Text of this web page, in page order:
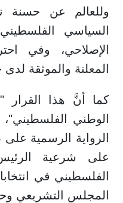
وللعالم عن حسنة
السياسي
الإصلاحي، وفي
المعلنة والموثقة
كما أنَّ هذا القرار
الوطني
الرواية الرسمية
على شرعية
الفلسطيني في
المجلس التشريعي